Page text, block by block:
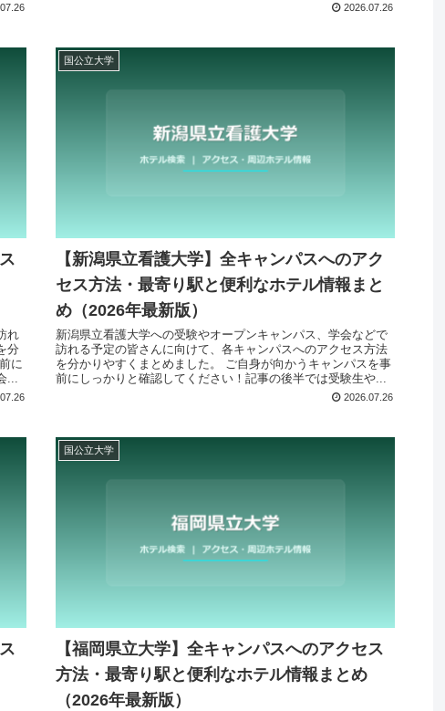
2026.07.26
れ
分
に
...
国公立大学
【新潟県立看護大学】全キャンパスへのアク
セス方法・最寄り駅と便利なホテル情報まと
め（2026年最新版）
新潟県立看護大学への受験やオープンキャンパス、学会などで
訪れる予定の皆さんに向けて、各キャンパスへのアクセス方法
を分かりやすくまとめました。 ご自身が向かうキャンパスを事
前にしっかりと確認してください！記事の後半では受験生や...
2026.07.26
国公立大学
【福岡県立大学】全キャンパスへのアクセス
方法・最寄り駅と便利なホテル情報まとめ
（2026年最新版）